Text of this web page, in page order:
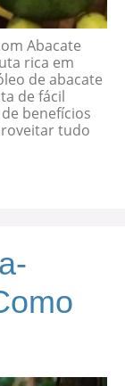
Abacate
rica em
de abacate
de fácil
benefícios
tudo